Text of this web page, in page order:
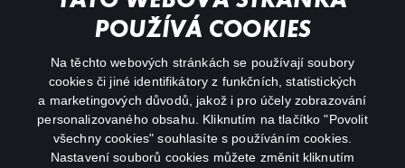
POUŽÍVÁ COOKIES
Na těchto webových stránkách se používají soubory
cookies či jiné identifikátory z funkčních, statistických
a marketingových důvodů, jakož i pro účely zobrazování
personalizovaného obsahu. Kliknutím na tlačítko "Povolit
všechny cookies" souhlasíte s používáním cookies.
Nastavení souborů cookies můžete změnit kliknutím
Důležité odkazy
facebookinstagram
youtube